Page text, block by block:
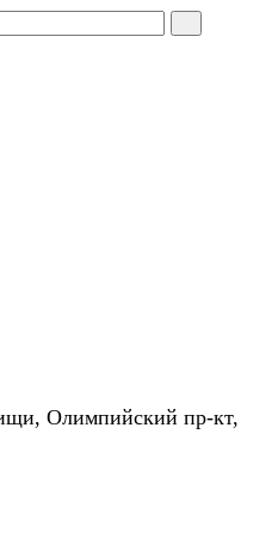
Олимпийский пр-кт,